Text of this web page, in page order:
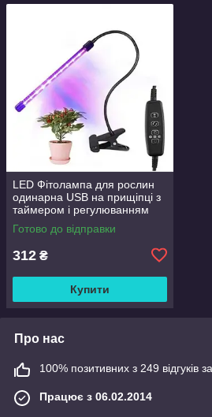
LED Фітолампа для рослин
одинарна USB на прищіпці з
таймером і регулюванням
яскравості
Готово до відправки
312 ₴
Купити
Про нас
100% позитивних з 249 відгуків
Працює з 06.02.2014